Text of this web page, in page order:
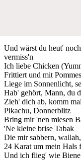
Und wärst du heut'
vermiss'n
Ich liebe Chicken
Frittiert und mit
Liege im Sonnenlicht,
Hab' gehört, Mann, du
Zieh' dich ab, komm
Pikachu, Donnerblitz
Bring mir 'nen miesen
'Ne kleine brise Tabak
Die mir sabbern,
24 Karat um mein Hals
Und ich flieg' wie